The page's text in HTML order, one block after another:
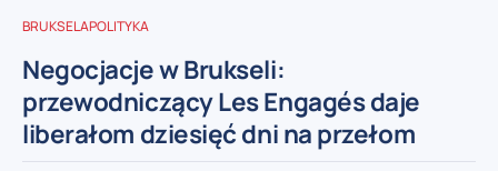
BRUKSELAPOLITYKA
Negocjacje w Brukseli:
przewodniczący Les Engagés daje
liberałom dziesięć dni na przełom